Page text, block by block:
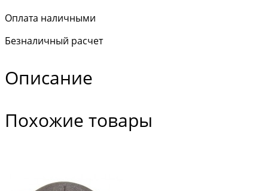
Оплата наличными
Безналичный расчет
Описание
Похожие товары